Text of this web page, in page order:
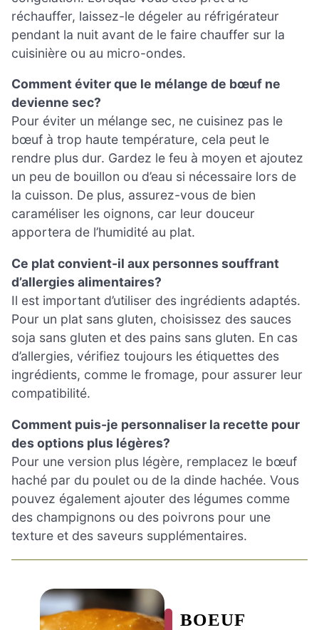
réchauffer, laissez-le dégeler au réfrigérateur
pendant la nuit avant de le faire chauffer sur la
cuisinière ou au micro-ondes.
Comment éviter que le mélange de bœuf ne
devienne sec?
Pour éviter un mélange sec, ne cuisinez pas le
bœuf à trop haute température, cela peut le
rendre plus dur. Gardez le feu à moyen et ajoutez
un peu de bouillon ou d’eau si nécessaire lors de
la cuisson. De plus, assurez-vous de bien
caraméliser les oignons, car leur douceur
apportera de l’humidité au plat.
Ce plat convient-il aux personnes souffrant
d’allergies alimentaires?
Il est important d’utiliser des ingrédients adaptés.
Pour un plat sans gluten, choisissez des sauces
soja sans gluten et des pains sans gluten. En cas
d’allergies, vérifiez toujours les étiquettes des
ingrédients, comme le fromage, pour assurer leur
compatibilité.
Comment puis-je personnaliser la recette pour
des options plus légères?
Pour une version plus légère, remplacez le bœuf
haché par du poulet ou de la dinde hachée. Vous
pouvez également ajouter des légumes comme
des champignons ou des poivrons pour une
texture et des saveurs supplémentaires.
BOEUF